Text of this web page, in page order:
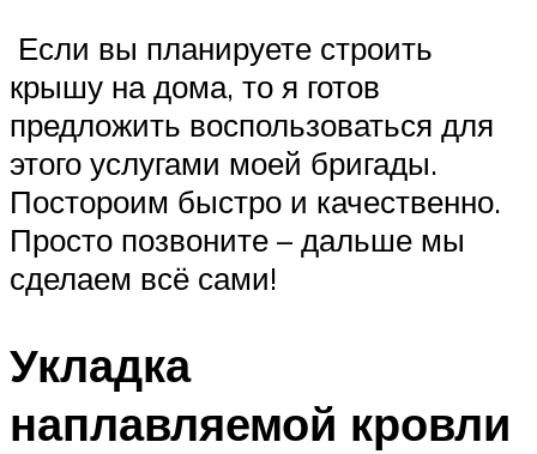
Если вы планируете строить
крышу на дома, то я готов
предложить воспользоваться для
этого услугами моей бригады.
Постороим быстро и качественно.
Просто позвоните – дальше мы
сделаем всё сами!
Укладка
наплавляемой кровли